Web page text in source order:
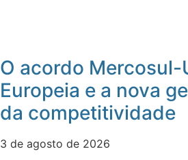
O acordo Mercosul-
Europeia e a nova
da competitividade
3 de agosto de 2026